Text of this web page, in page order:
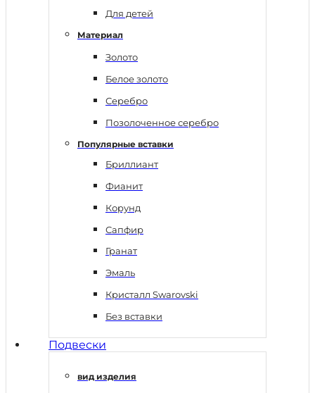
Для детей
Материал
Золото
Белое золото
Серебро
Позолоченное серебро
Популярные вставки
Бриллиант
Фианит
Корунд
Сапфир
Гранат
Эмаль
Кристалл Swarovski
Без вставки
Подвески
вид изделия